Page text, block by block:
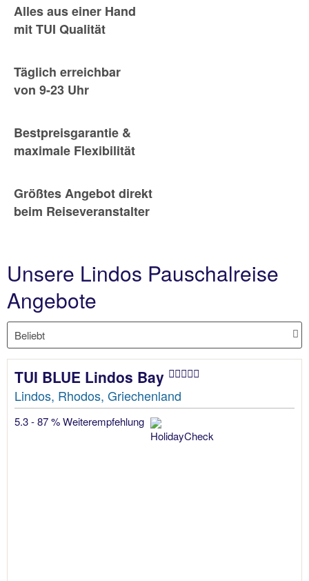
Alles aus einer Hand
mit TUI Qualität
Täglich erreichbar
von 9-23 Uhr
Bestpreisgarantie &
maximale Flexibilität
Größtes Angebot direkt
beim Reiseveranstalter
Unsere Lindos Pauschalreise
Angebote
TUI BLUE Lindos Bay
Lindos, Rhodos, Griechenland
5.3 - 87 % Weiterempfehlung